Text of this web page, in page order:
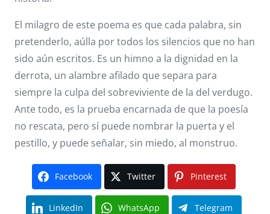
El milagro de este poema es que cada palabra, sin
pretenderlo, aúlla por todos los silencios que no han
sido aún escritos. Es un himno a la dignidad en la
derrota, un alambre afilado que separa para
siempre la culpa del sobreviviente de la del verdugo.
Ante todo, es la prueba encarnada de que la poesía
no rescata, pero sí puede nombrar la puerta y el
pestillo, y puede señalar, sin miedo, al monstruo.
Facebook Twitter Pinterest
LinkedIn WhatsApp Telegram